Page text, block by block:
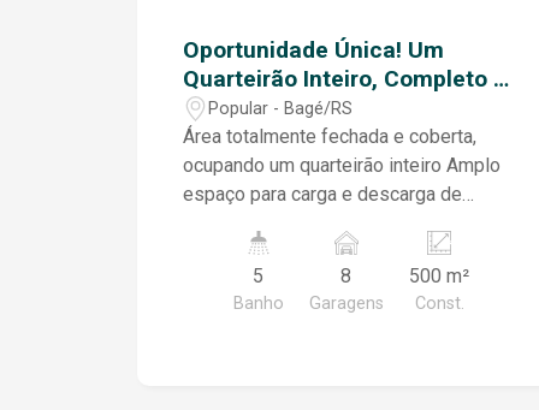
Oportunidade Única! Um
Quarteirão Inteiro, Completo e
Pronto para Grandes Negócios!
Popular - Bagé/RS
Área totalmente fechada e coberta,
ocupando um quarteirão inteiro Amplo
espaço para carga e descarga de
salas para escritórios, reuniões e
setores administrativos, almoxarifado e
guarita Garagem coberta com
5
Banho
8
Garagens
500 m²
Const.